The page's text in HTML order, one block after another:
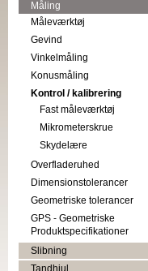
Måling
Måleværktøj
Gevind
Vinkelmåling
Konusmåling
Kontrol / kalibrering
Fast måleværktøj
Mikrometerskrue
Skydelære
Overfladeruhed
Dimensionstolerancer
Geometriske tolerancer
GPS - Geometriske
Produktspecifikationer
Slibning
Tandhjul